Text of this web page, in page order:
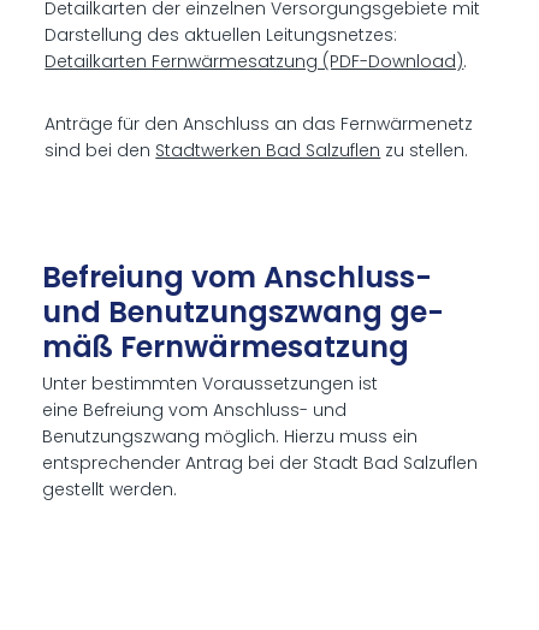
Detailkarten der einzelnen Versorgungsgebiete mit
Darstellung des aktuellen Leitungsnetzes:
Detailkarten Fernwärmesatzung (PDF-Download).
Anträge für den Anschluss an das Fernwärmenetz
sind bei den Stadtwerken Bad Salzuflen zu stellen.
Be­frei­ung vom An­schluss-
und Be­nut­zungs­zwang ge­
mäß Fern­wär­me­sat­zung
Unter bestimmten Voraussetzungen ist
eine Befreiung vom Anschluss- und
Benutzungszwang möglich. Hierzu muss ein
entsprechender Antrag bei der Stadt Bad Salzuflen
gestellt werden.